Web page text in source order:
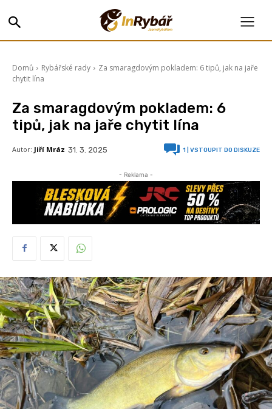
Domů Rybářské rady
Za smaragdovým pokladem: 6 tipů, jak na jaře
chytit lína
Za smaragdovým pokladem: 6
tipů, jak na jaře chytit lína
Autor: Jiří Mráz 31. 3. 2025 1 | VSTOUPIT DO DISKUZE
- Reklama -